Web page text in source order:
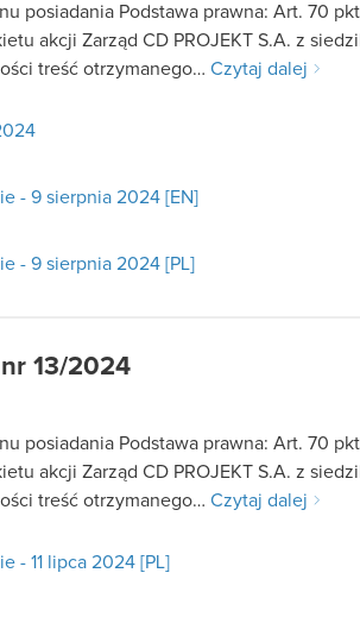
posiadania Podstawa prawna: Art. 70
akcji Zarząd CD PROJEKT S.A. z
treść otrzymanego… Czytaj dalej
- 9 sierpnia 2024 [EN]
- 9 sierpnia 2024 [PL]
13/2024
posiadania Podstawa prawna: Art. 70
akcji Zarząd CD PROJEKT S.A. z
treść otrzymanego… Czytaj dalej
- 11 lipca 2024 [PL]